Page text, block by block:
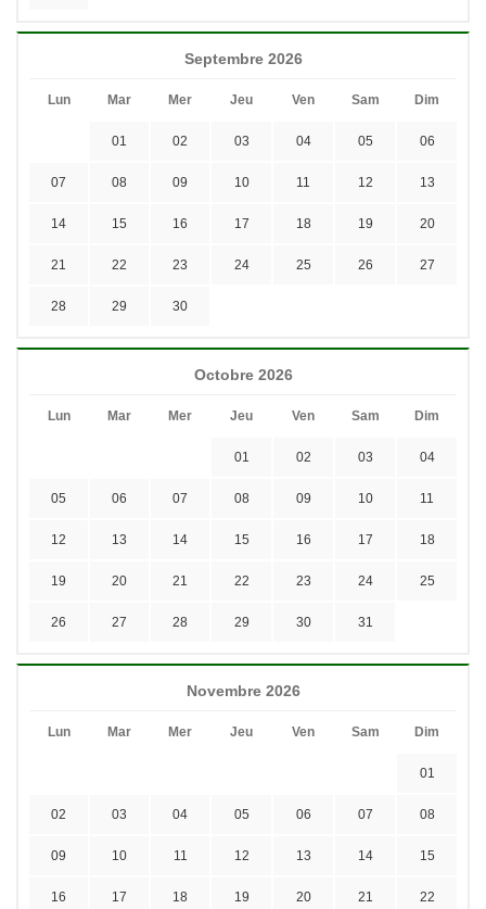
Septembre 2026
Lun Mar Mer Jeu Ven Sam Dim
01 02 03 04 05 06
07 08 09 10 11 12 13
14 15 16 17 18 19 20
21 22 23 24 25 26 27
28 29 30
Octobre 2026
Lun Mar Mer Jeu Ven Sam Dim
01 02 03 04
05 06 07 08 09 10 11
12 13 14 15 16 17 18
19 20 21 22 23 24 25
26 27 28 29 30 31
Novembre 2026
Lun Mar Mer Jeu Ven Sam Dim
01
02 03 04 05 06 07 08
09 10 11 12 13 14 15
16 17 18 19 20 21 22